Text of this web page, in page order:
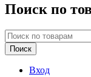
Поиск по
Поиск
Вход